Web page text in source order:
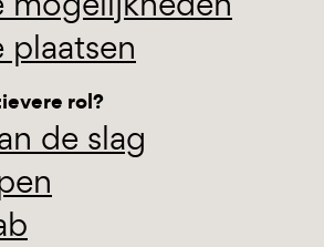
rol?
de slag